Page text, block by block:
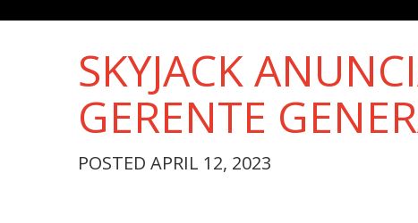
SKYJACK
GERENTE
POSTED APRIL 12, 2023